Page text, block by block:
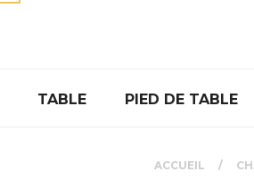
TABLE PIED DE TABLE
ACCUEIL